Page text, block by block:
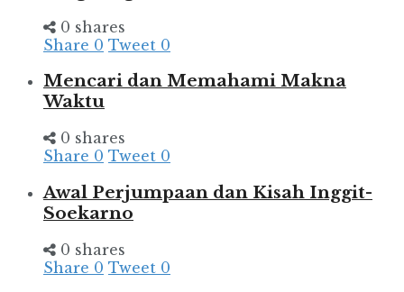
0 shares
Share 0 Tweet 0
Mencari dan Memahami Makna
Waktu
0 shares
Share 0 Tweet 0
Awal Perjumpaan dan Kisah Inggit-
Soekarno
0 shares
Share 0 Tweet 0